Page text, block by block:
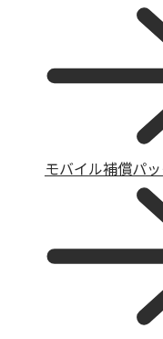
モバイル補償パ